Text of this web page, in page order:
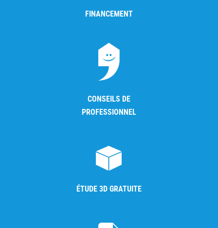
FINANCEMENT
CONSEILS DE
PROFESSIONNEL
ÉTUDE 3D GRATUITE